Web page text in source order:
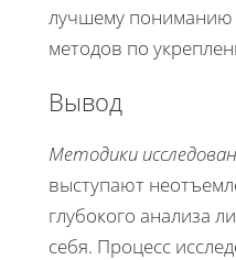
лучшему пониманию
методов по
Вывод
Методики
выступают
глубокого анализа
себя. Процесс